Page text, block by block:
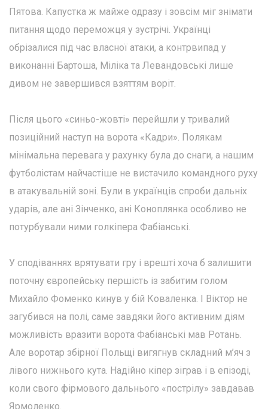
Пятова. Капустка ж майже одразу і зовсім міг знімати
питання щодо переможця у зустрічі. Українці
обрізалися під час власної атаки, а контрвипад у
виконанні Бартоша, Міліка та Левандовські лише
дивом не завершився взяттям воріт.
Після цього «синьо-жовті» перейшли у тривалий
позиційний наступ на ворота «Кадри». Полякам
мінімальна перевага у рахунку була до снаги, а нашим
футболістам найчастіше не вистачило командного руху
в атакувальній зоні. Були в українців спроби дальніх
ударів, але ані Зінченко, ані Коноплянка особливо не
потурбували ними голкіпера Фабіанські.
У сподіваннях врятувати гру і врешті хоча б залишити
поточну європейську першість із забитим голом
Михайло Фоменко кинув у бій Коваленка. І Віктор не
загубився на полі, саме завдяки його активним діям
можливість вразити ворота Фабіанські мав Ротань.
Але воротар збірної Польщі вигягнув складний м’яч з
лівого нижнього кута. Надійно кіпер зіграв і в епізоді,
коли свого фірмового дальнього «пострілу» завдавав
Ярмоленко.